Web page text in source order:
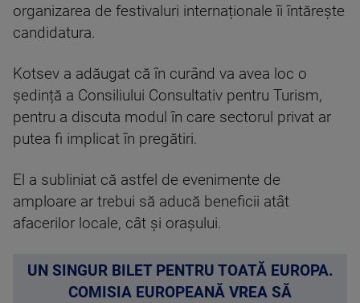
organizarea de festivaluri internaționale îi întărește
candidatura.
Kotsev a adăugat că în curând va avea loc o
ședință a Consiliului Consultativ pentru Turism,
pentru a discuta modul în care sectorul privat ar
putea fi implicat în pregătiri.
El a subliniat că astfel de evenimente de
amploare ar trebui să aducă beneficii atât
afacerilor locale, cât și orașului.
UN SINGUR BILET PENTRU TOATĂ EUROPA.
COMISIA EUROPEANĂ VREA SĂ